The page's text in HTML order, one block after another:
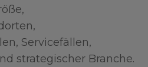
Servicefällen,
strategischer Branche.